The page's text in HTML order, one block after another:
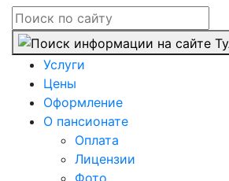
Услуги
Цены
Оформление
О пансионате
Оплата
Лицензии
Фото